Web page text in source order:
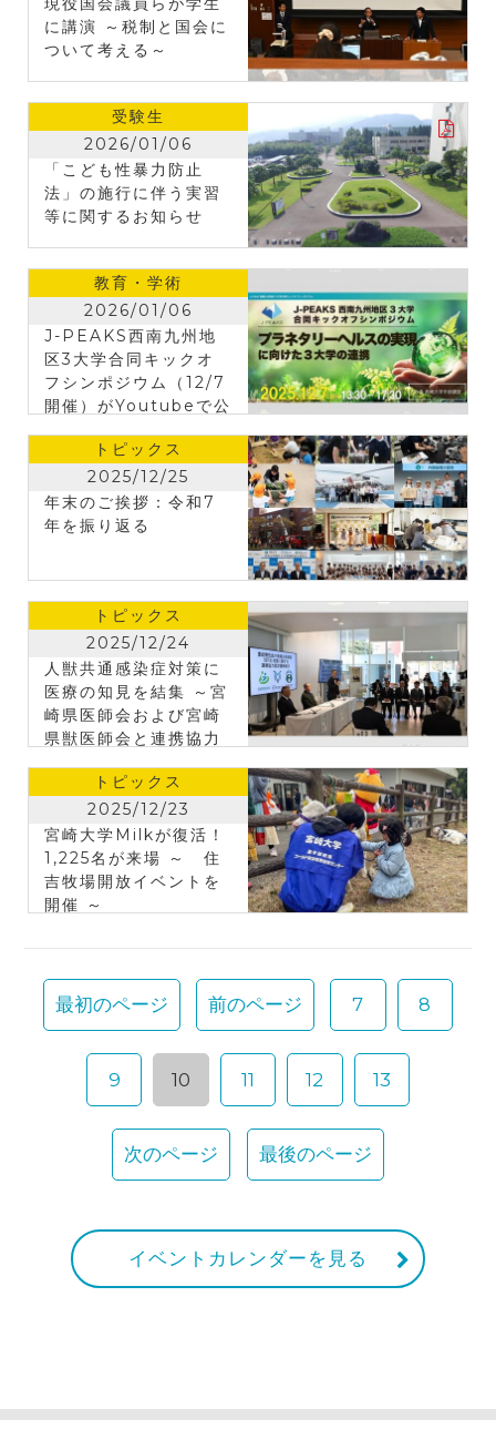
に講演 ～税制と国会に
ついて考える～
受験生
2026/01/06
「こども性暴力防止
法」の施行に伴う実習
等に関するお知らせ
教育・学術
2026/01/06
J-PEAKS西南九州地
区3大学合同キックオ
フシンポジウム（12/7
開催）がYoutubeで公
トピックス
2025/12/25
年末のご挨拶：令和7
年を振り返る
トピックス
2025/12/24
人獣共通感染症対策に
医療の知見を結集 ～宮
崎県医師会および宮崎
県獣医師会と連携協力
トピックス
2025/12/23
宮崎大学Milkが復活！
1,225名が来場 ～ 住
吉牧場開放イベントを
開催 ～
最初のページ 前のページ 7 8
9 10 11 12 13
次のページ 最後のページ
イベントカレンダーを見る